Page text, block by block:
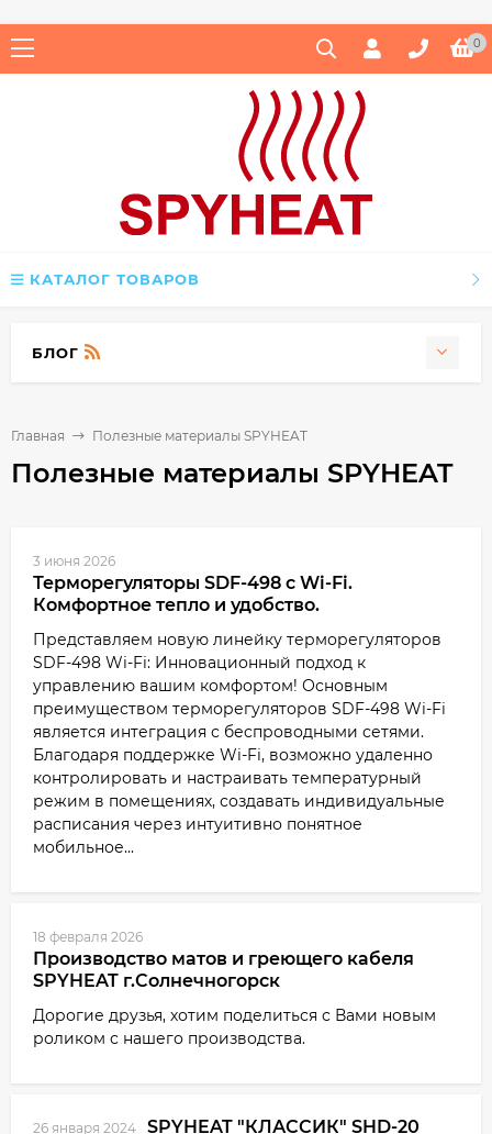
0
КАТАЛОГ ТОВАРОВ
Главная Полезные материалы SPYHEAT
Полезные материалы SPYHEAT
3 июня 2026
Терморегуляторы SDF-498 с Wi-Fi.
Комфортное тепло и удобство.
Представляем новую линейку терморегуляторов
SDF-498 Wi-Fi: Инновационный подход к
управлению вашим комфортом! Основным
преимуществом терморегуляторов SDF-498 Wi-Fi
является интеграция с беспроводными сетями.
Благодаря поддержке Wi-Fi, возможно удаленно
контролировать и настраивать температурный
режим в помещениях, создавать индивидуальные
расписания через интуитивно понятное
мобильное...
18 февраля 2026
Производство матов и греющего кабеля
SPYHEAT г.Солнечногорск
Дорогие друзья, хотим поделиться с Вами новым
роликом с нашего производства.
26 января 2024 SPYHEAT "КЛАССИК" SHD-20
БЛОГ